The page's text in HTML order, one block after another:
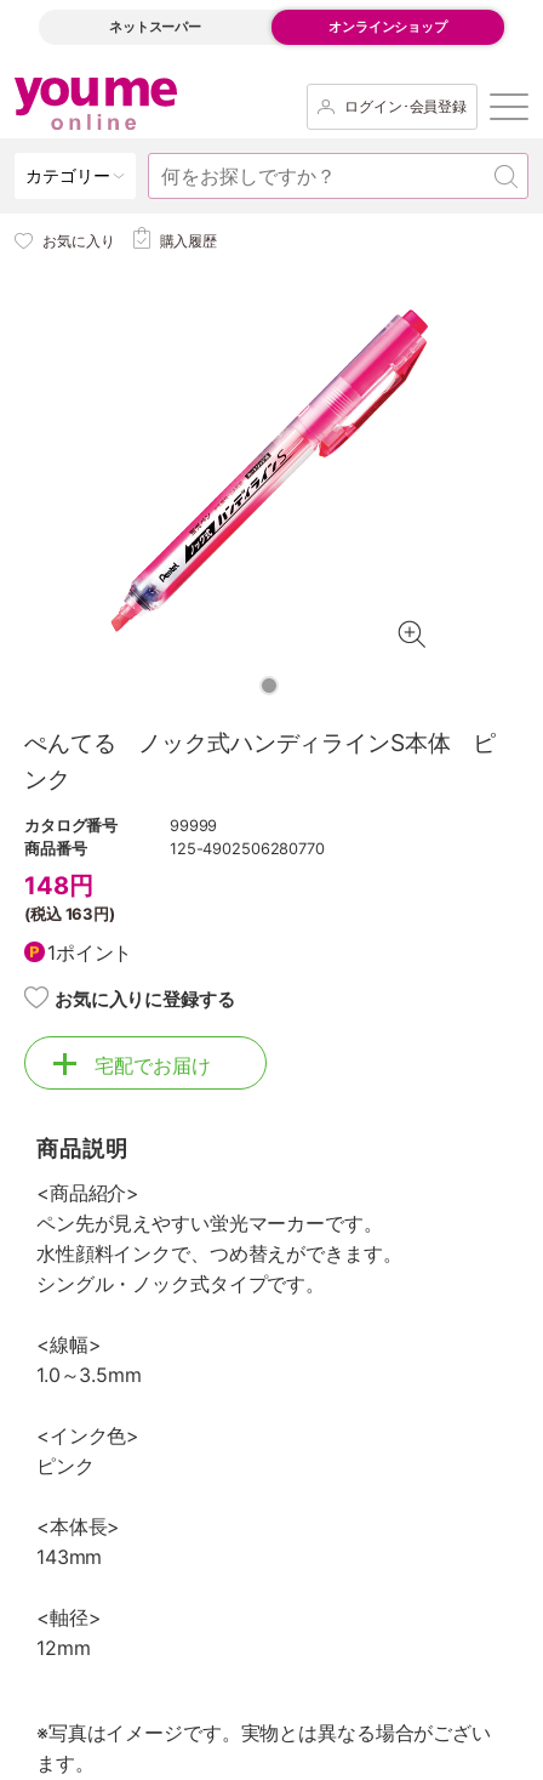
ネットスーパー オンラインショップ
ログイン･会員登録
カテゴリー
お気に入り 購入履歴
ぺんてる ノック式ハンディラインS本体 ピ
ンク
カタログ番号
99999
商品番号
125-4902506280770
148円
(税込163円)
1ポイント
お気に入りに登録する
宅配でお届け
商品説明
<商品紹介>
ペン先が見えやすい蛍光マーカーです。
水性顔料インクで、つめ替えができます。
シングル・ノック式タイプです。
<線幅>
1.0～3.5mm
<インク色>
ピンク
<本体長>
143mm
<軸径>
12mm
※写真はイメージです。実物とは異なる場合がござい
ます。